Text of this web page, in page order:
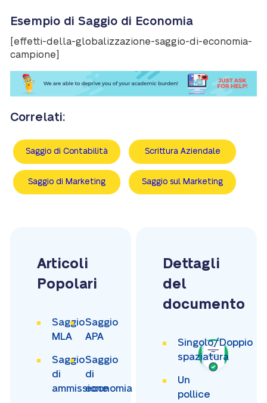
Esempio di Saggio di Economia
[effetti-della-globalizzazione-saggio-di-economia-
campione]
Correlati:
Saggio di Contabilità Scrittura Aziendale
Saggio di Marketing Saggio sul Marketing
Articoli
Popolari
Saggio
MLA
Saggio
APA
Saggio
di
ammissione
Saggio
di
economia
Dettagli
del
documento
Singolo/Doppio
spaziatura
Un
pollice